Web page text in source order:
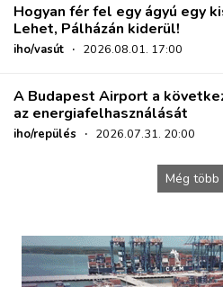
Hogyan fér fel egy ágyú egy
Lehet, Pálházán kiderül!
iho/vasút · 2026.08.01. 17:00
A Budapest Airport a
az energiafelhasználását
iho/repülés · 2026.07.31. 20:00
Még több